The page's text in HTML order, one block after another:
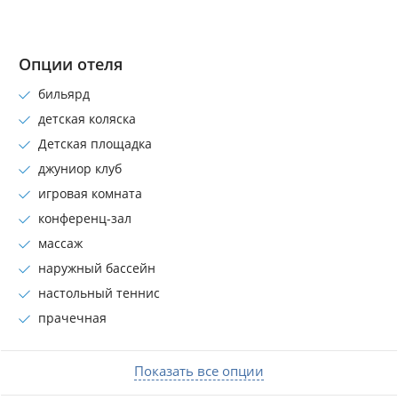
Опции отеля
бильярд
детская коляска
Детская площадка
джуниор клуб
игровая комната
конференц-зал
массаж
наружный бассейн
настольный теннис
прачечная
Показать все опции